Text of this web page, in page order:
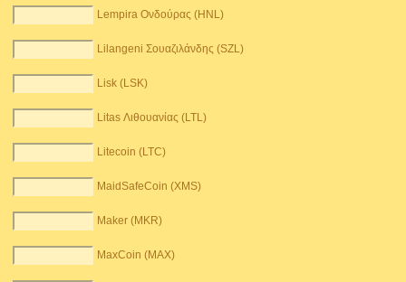
Lempira Ονδούρας (HNL)
Lilangeni Σουαζιλάνδης (SZL)
Lisk (LSK)
Litas Λιθουανίας (LTL)
Litecoin (LTC)
MaidSafeCoin (XMS)
Maker (MKR)
MaxCoin (MAX)